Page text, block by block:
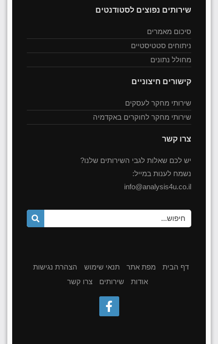
שירותים נפוצים לסטודנטים
סיכום מאמרים
ניתוחים סטטיסטיים
מחולל נתונים
קישורים חיצוניים
שירותי מחקר לעסקים
שירותי מחקר לחוקרים באקדמיה
צרו קשר
יש לכם שאלות לגבי השירותים שלנו?
נשמח לענות במייל:
info@analysis4u.co.il
דף הבית מפת אתר תנאי שימוש
הצהרת נגישות
אודות
שירותים צרו קשר